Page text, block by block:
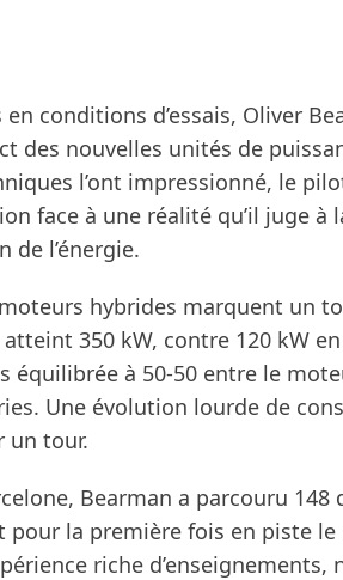
conditions d’essais, Oliver
des nouvelles unités de
l’ont impressionné, le
face à une réalité qu’il juge à
de l’énergie.
hybrides marquent un
350 kW, contre 120 kW
équilibrée à 50-50 entre le
Une évolution lourde de
un tour.
Bearman a parcouru 148
pour la première fois en piste
riche